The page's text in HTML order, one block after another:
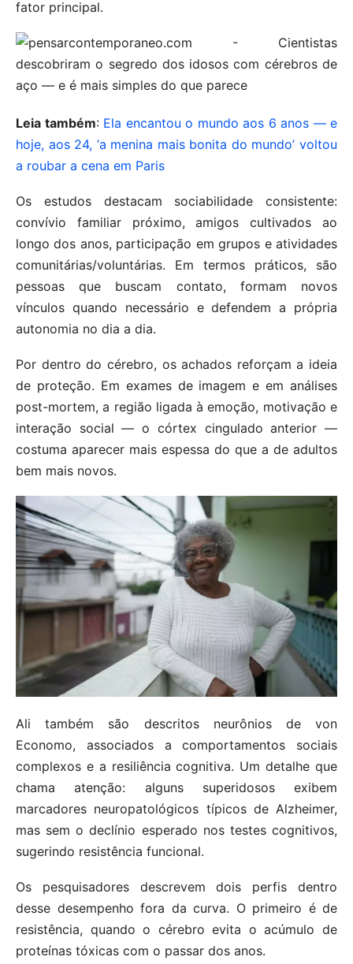
fator principal.
Leia também: Ela encantou o mundo aos 6 anos — e
hoje, aos 24, ‘a menina mais bonita do mundo’ voltou
a roubar a cena em Paris
Os estudos destacam sociabilidade consistente:
convívio familiar próximo, amigos cultivados ao
longo dos anos, participação em grupos e atividades
comunitárias/voluntárias. Em termos práticos, são
pessoas que buscam contato, formam novos
vínculos quando necessário e defendem a própria
autonomia no dia a dia.
Por dentro do cérebro, os achados reforçam a ideia
de proteção. Em exames de imagem e em análises
post-mortem, a região ligada à emoção, motivação e
interação social — o córtex cingulado anterior —
costuma aparecer mais espessa do que a de adultos
bem mais novos.
Ali também são descritos neurônios de von
Economo, associados a comportamentos sociais
complexos e a resiliência cognitiva. Um detalhe que
chama atenção: alguns superidosos exibem
marcadores neuropatológicos típicos de Alzheimer,
mas sem o declínio esperado nos testes cognitivos,
sugerindo resistência funcional.
Os pesquisadores descrevem dois perfis dentro
desse desempenho fora da curva. O primeiro é de
resistência, quando o cérebro evita o acúmulo de
proteínas tóxicas com o passar dos anos.